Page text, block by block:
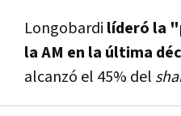
Longobardi líderó la
la AM en la última
alcanzó el 45% del